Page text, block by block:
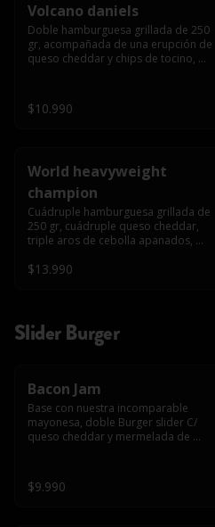
Volcano daniels
Doble hamburguesa grillada de 250
gr, acompañada de una erupción de
queso cheddar y chips de tocino,
americanos todo esto bañado en la
mejor salsa jack daniels al mas puro
$10.990
World heavyweight
champion
Cuádruple hamburguesa grillada de
250 gr, cuádruple queso cheddar,
triple aros de cebolla apanados,
morada, pepinillo, chedar sause y los
$13.990
Slider Burger
Bacon Jam
Base con nuestra incomparable
mayonesa, doble Burger slider C/
queso cheddar y mermelada de
$9.990